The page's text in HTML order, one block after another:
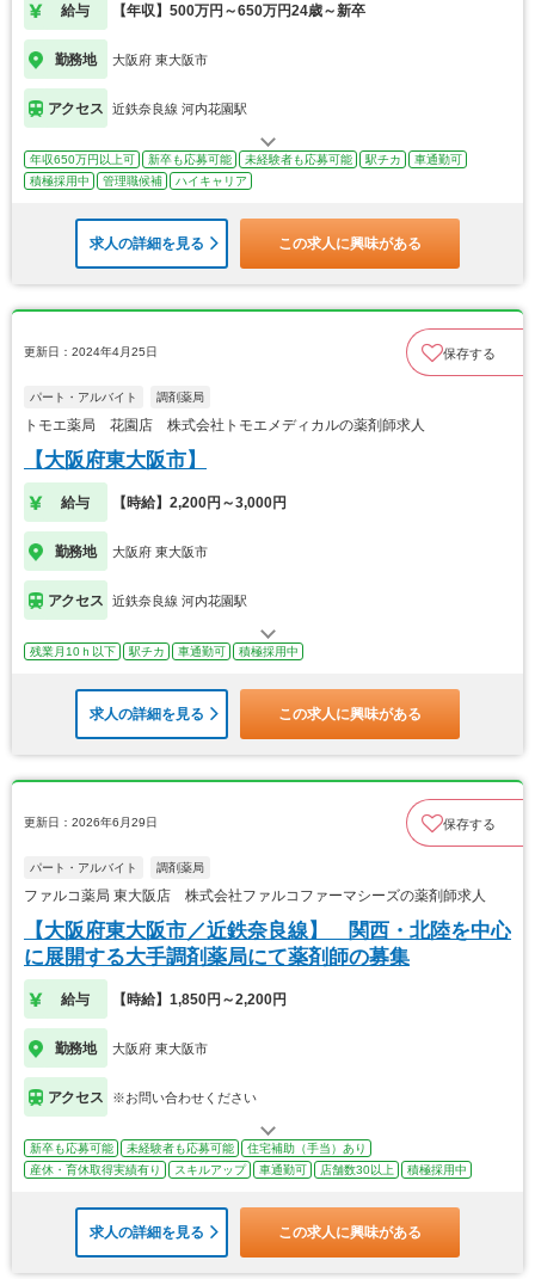
給与 【年収】500万円～650万円24歳～新卒
勤務地 大阪府 東大阪市
アクセス 近鉄奈良線 河内花園駅
年収650万円以上可 新卒も応募可能 未経験者も応募可能 駅チカ
車通勤可
積極採用中
管理職候補 ハイキャリア
求人の詳細を見る この求人に興味がある
更新日：2024年4月25日 保存する
パート・アルバイト 調剤薬局
トモエ薬局 花園店 株式会社トモエメディカルの薬剤師求人
【大阪府東大阪市】
給与 【時給】2,200円～3,000円
勤務地 大阪府 東大阪市
アクセス 近鉄奈良線 河内花園駅
残業月10ｈ以下 駅チカ 車通勤可 積極採用中
求人の詳細を見る この求人に興味がある
更新日：2026年6月29日 保存する
パート・アルバイト 調剤薬局
ファルコ薬局 東大阪店 株式会社ファルコファーマシーズの薬剤師求人
【大阪府東大阪市／近鉄奈良線】 関西・北陸を中心
に展開する大手調剤薬局にて薬剤師の募集
給与 【時給】1,850円～2,200円
勤務地 大阪府 東大阪市
アクセス ※お問い合わせください
新卒も応募可能 未経験者も応募可能
住宅補助（手当）あり
産休・育休取得実績有り
スキルアップ 車通勤可 店舗数30以上 積極採用中
求人の詳細を見る この求人に興味がある